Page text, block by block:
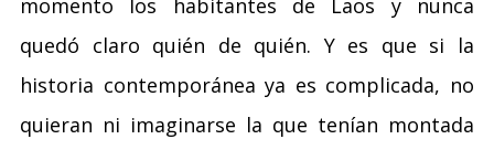
momento los habitantes de Laos y nunca
quedó claro quién de quién. Y es que si la
historia contemporánea ya es complicada, no
quieran ni imaginarse la que tenían montada